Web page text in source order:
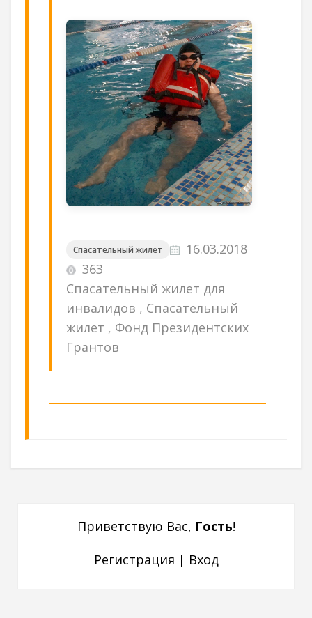
Спасательный жилет
16.03.2018
363
Спасательный жилет для
инвалидов , Спасательный
жилет , Фонд Президентских
Грантов
Приветствую Вас, Гость!
Регистрация | Вход